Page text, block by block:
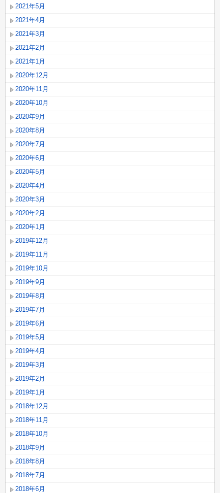
2021年5月
2021年4月
2021年3月
2021年2月
2021年1月
2020年12月
2020年11月
2020年10月
2020年9月
2020年8月
2020年7月
2020年6月
2020年5月
2020年4月
2020年3月
2020年2月
2020年1月
2019年12月
2019年11月
2019年10月
2019年9月
2019年8月
2019年7月
2019年6月
2019年5月
2019年4月
2019年3月
2019年2月
2019年1月
2018年12月
2018年11月
2018年10月
2018年9月
2018年8月
2018年7月
2018年6月